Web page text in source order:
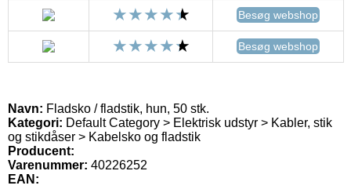
Besøg webshop
Besøg webshop
Navn: Fladsko / fladstik, hun, 50 stk.
Kategori: Default Category > Elektrisk udstyr > Kabler, stik
og stikdåser > Kabelsko og fladstik
Producent:
Varenummer: 40226252
EAN: